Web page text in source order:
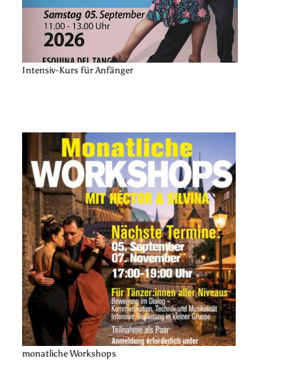
Intensiv-Kurs für Anfänger
monatliche Workshops